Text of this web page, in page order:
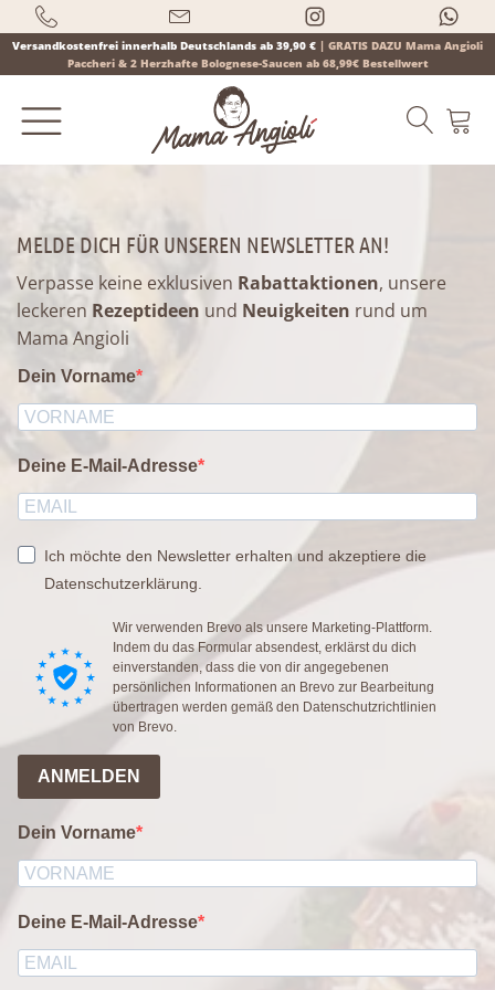
Versandkostenfrei innerhalb Deutschlands ab 39,90 € | GRATIS DAZU Mama Angioli
Paccheri & 2 Herzhafte Bolognese-Saucen ab 68,99€ Bestellwert
search
MELDE DICH FÜR UNSEREN NEWSLETTER AN!
Verpasse keine exklusiven Rabattaktionen, unsere
leckeren Rezeptideen und Neuigkeiten rund um
Mama Angioli
Dein Vorname
Deine E-Mail-Adresse
Ich möchte den Newsletter erhalten und akzeptiere die
Datenschutzerklärung.
Wir verwenden Brevo als unsere Marketing-Plattform.
Indem du das Formular absendest, erklärst du dich
einverstanden, dass die von dir angegebenen
persönlichen Informationen an Brevo zur Bearbeitung
übertragen werden gemäß den Datenschutzrichtlinien
von Brevo.
ANMELDEN
Dein Vorname
Deine E-Mail-Adresse